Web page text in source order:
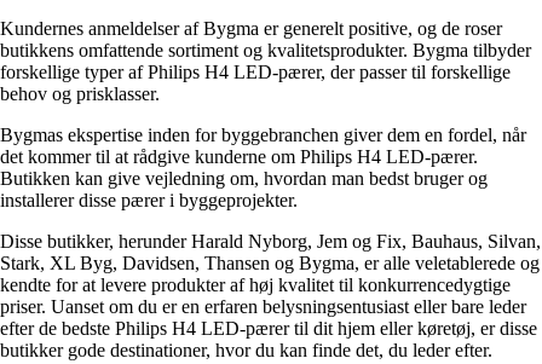
Kundernes anmeldelser af Bygma er generelt positive, og de roser
butikkens omfattende sortiment og kvalitetsprodukter. Bygma tilbyder
forskellige typer af Philips H4 LED-pærer, der passer til forskellige
behov og prisklasser.
Bygmas ekspertise inden for byggebranchen giver dem en fordel, når
det kommer til at rådgive kunderne om Philips H4 LED-pærer.
Butikken kan give vejledning om, hvordan man bedst bruger og
installerer disse pærer i byggeprojekter.
Disse butikker, herunder Harald Nyborg, Jem og Fix, Bauhaus, Silvan,
Stark, XL Byg, Davidsen, Thansen og Bygma, er alle veletablerede og
kendte for at levere produkter af høj kvalitet til konkurrencedygtige
priser. Uanset om du er en erfaren belysningsentusiast eller bare leder
efter de bedste Philips H4 LED-pærer til dit hjem eller køretøj, er disse
butikker gode destinationer, hvor du kan finde det, du leder efter.